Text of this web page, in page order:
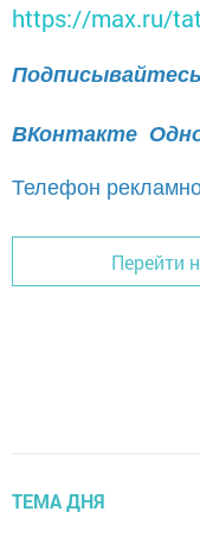
https://max.ru/
ВКонтакте
Телефон
Перейти
ТЕМА ДНЯ